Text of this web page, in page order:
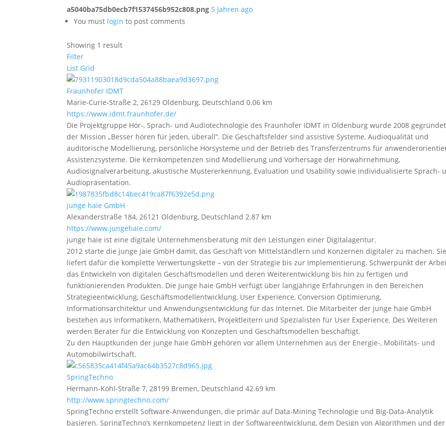
a5040ba75db0ecb7f1537456b952c808.png 5 Jahren ago
You must login to post comments
Showing 1 result
Filter
List Grid
Fraunhofer IDMT
Marie-Curie-Straße 2, 26129 Oldenburg, Deutschland 0.06 km
https://www.idmt.fraunhofer.de/
Die Projektgruppe Hör-, Sprach- und Audiotechnologie des Fraunhofer IDMT in Oldenburg wurde 2008
der Mission „Besser hören für jeden, überall“. Die Geschäftsfelder sind assistive Systeme, Audioqualität und
auditorische Modellierung, persönliche Hörsysteme und der Betrieb des Transferzentrums für
Assistenzsysteme. Die Kernkompetenzen sind Modellierung und Vorhersage der Hörwahrnehmung,
Audiosignalverarbeitung, akustische Mustererkennung, Evaluation und Usability sowie individualisierte Sprach-
Audiopräsentation.
junge haie GmbH
Alexanderstraße 184, 26121 Oldenburg, Deutschland 2.87 km
https://www.jungehaie.com/
junge haie ist eine digitale Unternehmensberatung mit den Leistungen einer Digitalagentur.
2012 starte die junge jaie GmbH damit, das Geschäft von Mittelständlern und Konzernen digitaler zu machen.
liefert dafür die komplette Verwertungskette – von der Strategie bis zur Implementierung. Schwerpunkt der
das Entwickeln von digitalen Geschäftsmodellen und deren Weiterentwicklung bis hin zu fertigen und
funktionierenden Produkten. Die junge haie GmbH verfügt über langjährige Erfahrungen in den Bereichen
Strategieentwicklung, Geschäftsmodellentwicklung, User Experience, Conversion Optimierung,
Informationsarchitektur und Anwendungsentwicklung für das Internet. Die Mitarbeiter der junge haie GmbH
bestehen aus Informatikern, Mathematikern, Projektleitern und Spezialisten für User Experience. Des Weiteren
werden Berater für die Entwicklung von Konzepten und Geschäftsmodellen beschäftigt.
Zu den Hauptkunden der junge haie GmbH gehören vor allem Unternehmen aus der Energie-, Mobilitäts- und
Automobilwirtschaft.
SpringTechno
Hermann-Köhl-Straße 7, 28199 Bremen, Deutschland 42.69 km
http://www.springtechno.com/
SpringTechno erstellt Software-Anwendungen, die primär auf Data-Mining Technologie und Big-Data-Analytik
basieren. SpringTechno’s Kernkompetenz liegt in der Softwareentwicklung, dem Design von Algorithmen und der